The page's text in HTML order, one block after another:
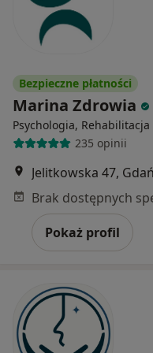
Bezpieczne płatności
Marina Zdrowia
Psychologia,
235 opinii
Jelitkowska 47,
Pokaż profil